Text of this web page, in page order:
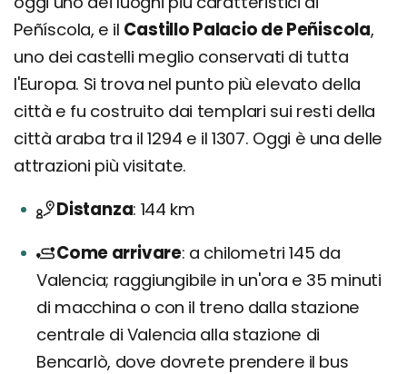
Peñíscola, e il Castillo Palacio de Peñiscola,
uno dei castelli meglio conservati di tutta
l'Europa. Si trova nel punto più elevato della
città e fu costruito dai templari sui resti della
città araba tra il 1294 e il 1307. Oggi è una delle
attrazioni più visitate.
Distanza 144 km
Come arrivare a chilometri 145 da
Valencia; raggiungibile in un'ora e 35 minuti
di macchina o con il treno dalla stazione
centrale di Valencia alla stazione di
Bencarlò, dove dovrete prendere il bus